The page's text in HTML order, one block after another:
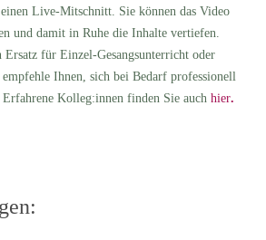
einen Live-Mitschnitt. Sie können das Video
und damit in Ruhe die Inhalte vertiefen.
für Einzel-Gesangsunterricht oder
Ihnen, sich bei Bedarf professionell
Erfahrene Kolleg:innen finden Sie auch hier.